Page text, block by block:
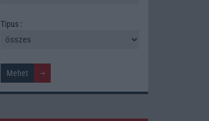
Tipus :